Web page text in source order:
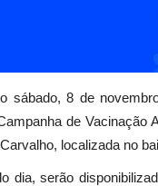
sábado, 8 de
de Vacinação
localizada no
dia, serão